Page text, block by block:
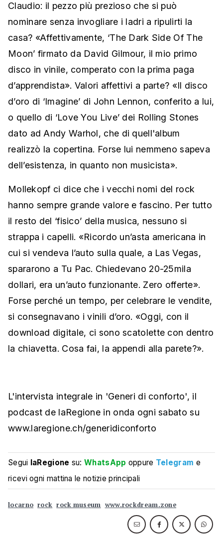
Claudio: il pezzo più prezioso che si può
nominare senza invogliare i ladri a ripulirti la
casa? «Affettivamente, ‘The Dark Side Of The
Moon’ firmato da David Gilmour, il mio primo
disco in vinile, comperato con la prima paga
d’apprendista». Valori affettivi a parte? «Il disco
d’oro di ‘Imagine’ di John Lennon, conferito a lui,
o quello di ‘Love You Live’ dei Rolling Stones
dato ad Andy Warhol, che di quell'album
realizzò la copertina. Forse lui nemmeno sapeva
dell’esistenza, in quanto non musicista».
Mollekopf ci dice che i vecchi nomi del rock
hanno sempre grande valore e fascino. Per tutto
il resto del ‘fisico’ della musica, nessuno si
strappa i capelli. «Ricordo un’asta americana in
cui si vendeva l’auto sulla quale, a Las Vegas,
spararono a Tu Pac. Chiedevano 20-25mila
dollari, era un’auto funzionante. Zero offerte».
Forse perché un tempo, per celebrare le vendite,
si consegnavano i vinili d’oro. «Oggi, con il
download digitale, ci sono scatolette con dentro
la chiavetta. Cosa fai, la appendi alla parete?».
L'intervista integrale in 'Generi di conforto', il
podcast de laRegione in onda ogni sabato su
www.laregione.ch/generidiconforto
Segui laRegione su:WhatsApp oppure Telegram e
ricevi ogni mattina le notizie principali
locarno rock rock museum www.rockdream.zone